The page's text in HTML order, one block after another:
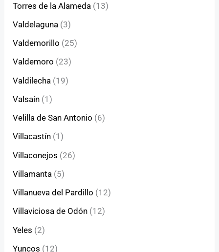
Torres de la Alameda (13)
Valdelaguna (3)
Valdemorillo (25)
Valdemoro (23)
Valdilecha (19)
Valsaín (1)
Velilla de San Antonio (6)
Villacastín (1)
Villaconejos (26)
Villamanta (5)
Villanueva del Pardillo (12)
Villaviciosa de Odón (12)
Yeles (2)
Yuncos (12)